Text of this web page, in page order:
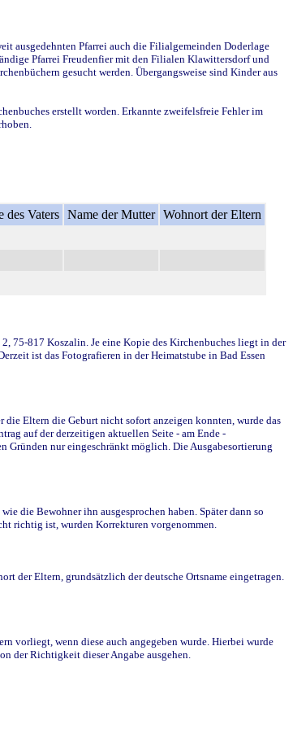
ausgedehnten Pfarrei auch die Filialgemeinden Doderlage
Pfarrei Freudenfier mit den Filialen Klawittersdorf und
gesucht werden. Übergangsweise sind Kinder aus
erstellt worden. Erkannte zweifelsfreie Fehler im
des Vaters Name der Mutter Wohnort der Eltern
75-817 Koszalin. Je eine Kopie des Kirchenbuches liegt in der
ist das Fotografieren in der Heimatstube in Bad Essen
Eltern die Geburt nicht sofort anzeigen konnten, wurde das
auf der derzeitigen aktuellen Seite - am Ende -
Gründen nur eingeschränkt möglich. Die Ausgabesortierung
die Bewohner ihn ausgesprochen haben. Später dann so
richtig ist, wurden Korrekturen vorgenommen.
der Eltern, grundsätzlich der deutsche Ortsname eingetragen.
vorliegt, wenn diese auch angegeben wurde. Hierbei wurde
der Richtigkeit dieser Angabe ausgehen.